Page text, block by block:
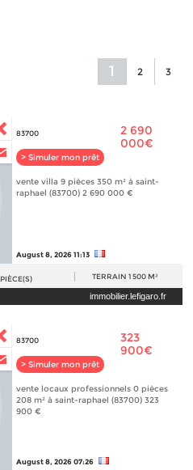
1 2 3
83700
> Simuler mon prêt
2 690
000€
vente villa 9 pièces 350 m² à saint-
raphael (83700) 2 690 000 €
August 8, 2026 11:13
PIÈCE(S) TERRAIN 1 500 M²
immobilier.lefigaro.fr
83700
> Simuler mon prêt
323
900€
vente locaux professionnels 0 pièces
208 m² à saint-raphael (83700) 323
900 €
August 8, 2026 07:26